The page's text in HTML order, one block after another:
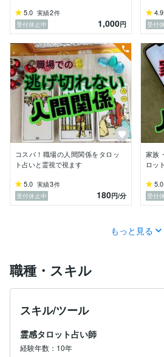
★病気・子宝
★試す方
5.0 実績2件
受付休止中
1,000円
4.9
受付
コスパ！職場の人間関係をタロッ
ト占いと霊視で視ます
5.0 実績3件
受付休止中
180円/分
家族
ロッ
5.0
受付
もっと見る
職種・スキル
スキル/ツール
霊感タロット占い師
経験年数：10年